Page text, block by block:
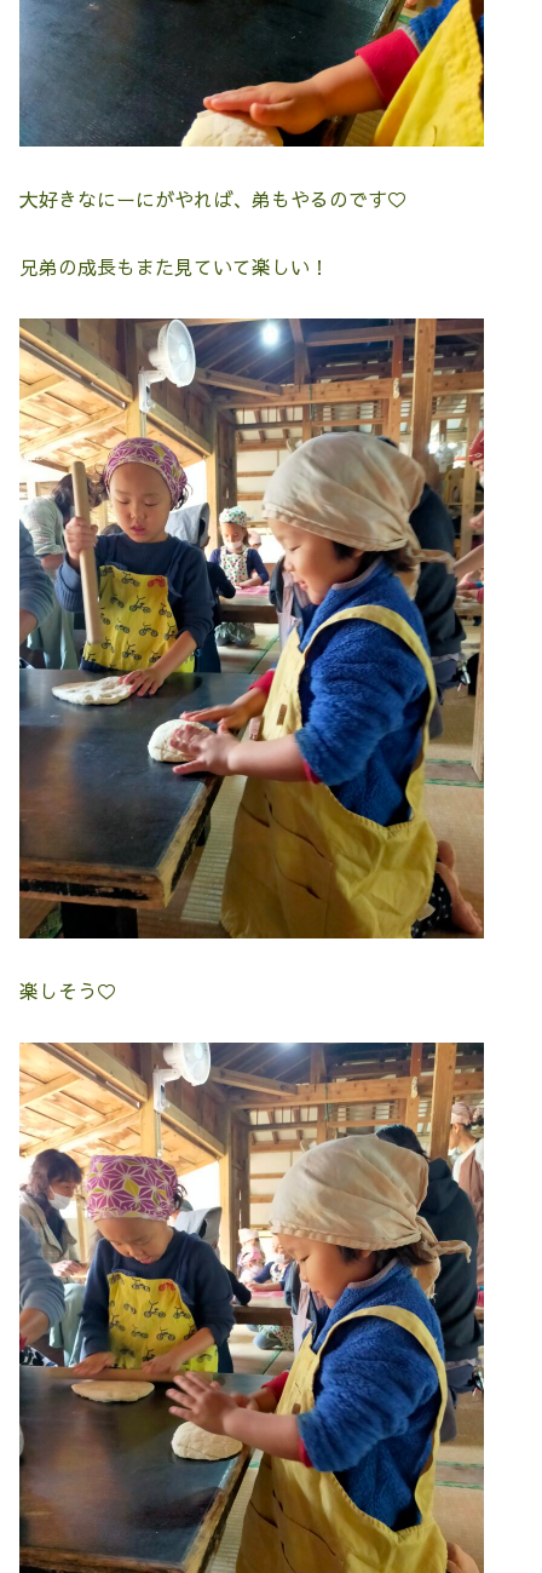
大好きなにーにがやれば、弟もやるのです♡
兄弟の成長もまた見ていて楽しい！
楽しそう♡